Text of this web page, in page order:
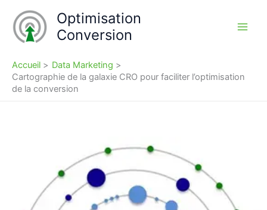
contenu
Optimisation
Conversion
Accueil
Data Marketing
Cartographie de la galaxie CRO pour faciliter l’optimisation
de la conversion